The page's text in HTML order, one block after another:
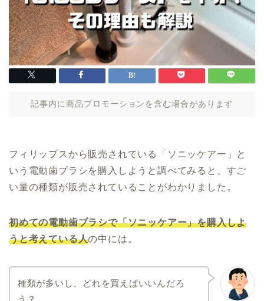
記事内に商品プロモーションを含む場合があります
フィリップスから販売されている「ソニッケアー」と
いう電動歯ブラシを購入しようと調べてみると、すご
い量の種類が販売されていることがわかりました。
初めての電動歯ブラシで「ソニッケアー」を購入しよ
うと考えている人の中には。
種類が多いし、どれを買えばいいんだろ
う？